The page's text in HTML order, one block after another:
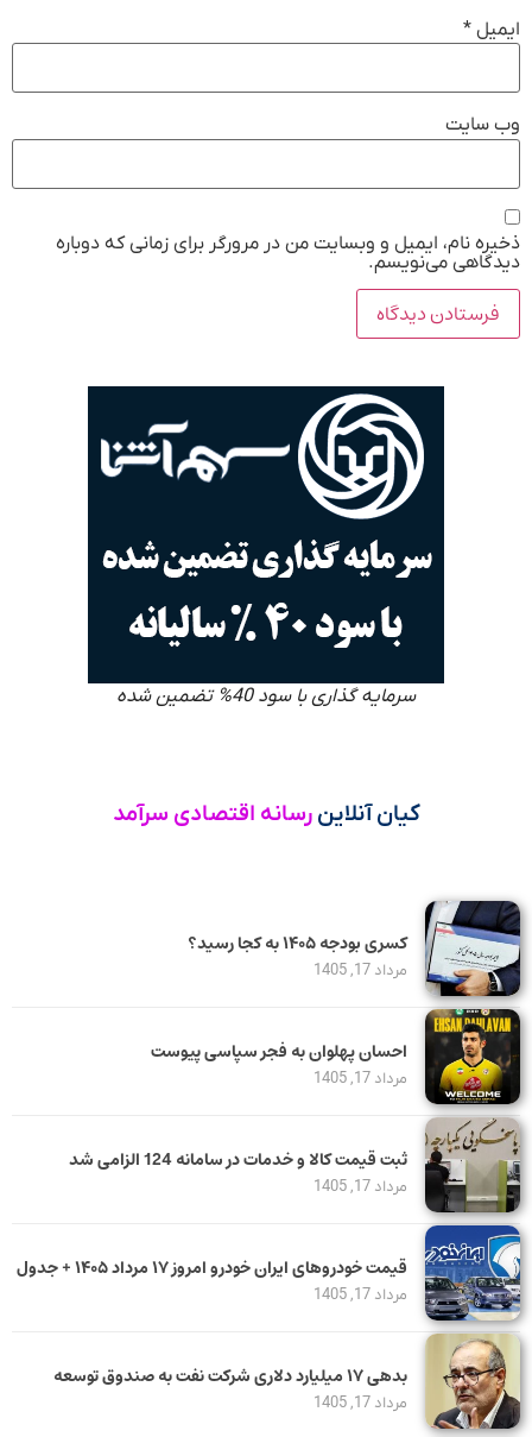
ایمیل *
وب‌ سایت
ذخیره نام، ایمیل و وبسایت من در مرورگر برای زمانی که دوباره
دیدگاهی می‌نویسم.
سرمایه گذاری با سود 40% تضمین شده
کیان آنلاین رسانه اقتصادی سرآمد
کسری بودجه ۱۴۰۵ به کجا رسید؟
مرداد 17, 1405
احسان پهلوان به فجر سپاسی پیوست
مرداد 17, 1405
ثبت قیمت کالا و خدمات در سامانه 124 الزامی شد
مرداد 17, 1405
قیمت خودرو‌های ایران خودرو امروز ۱۷ مرداد ۱۴۰۵ + جدول
مرداد 17, 1405
بدهی ١٧ میلیارد دلاری شرکت نفت به صندوق توسعه
مرداد 17, 1405